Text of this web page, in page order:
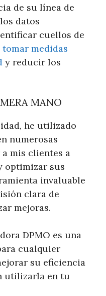
de su línea de
datos
cuellos de
tomar medidas
y reducir los
MANO
he utilizado
numerosas
mis clientes a
optimizar sus
invaluable
clara de
mejoras.
DPMO es una
cualquier
su eficiencia
utilizarla en tu